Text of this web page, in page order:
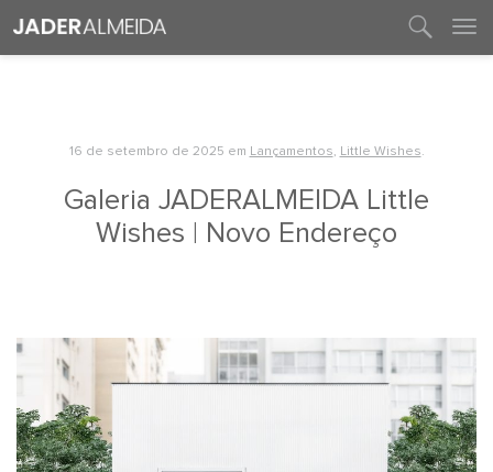
16 de setembro de 2025 em Lançamentos, Little Wishes.
Galeria JADERALMEIDA Little
Wishes | Novo Endereço